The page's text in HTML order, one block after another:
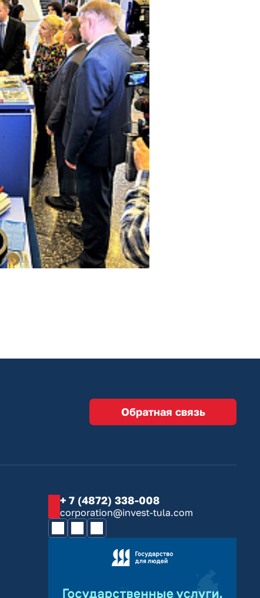
Обратная связь
+ 7 (4872) 338-008
corporation@invest-tula.com